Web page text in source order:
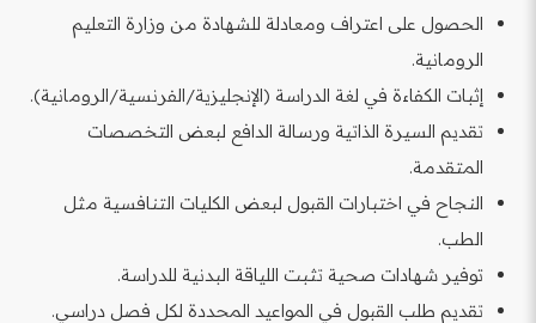
الحصول على اعتراف ومعادلة للشهادة من وزارة التعليم
الرومانية.
إثبات الكفاءة في لغة الدراسة (الإنجليزية/الفرنسية/الرومانية).
تقديم السيرة الذاتية ورسالة الدافع لبعض التخصصات
المتقدمة.
النجاح في اختبارات القبول لبعض الكليات التنافسية مثل
الطب.
توفير شهادات صحية تثبت اللياقة البدنية للدراسة.
تقديم طلب القبول في المواعيد المحددة لكل فصل دراسي.